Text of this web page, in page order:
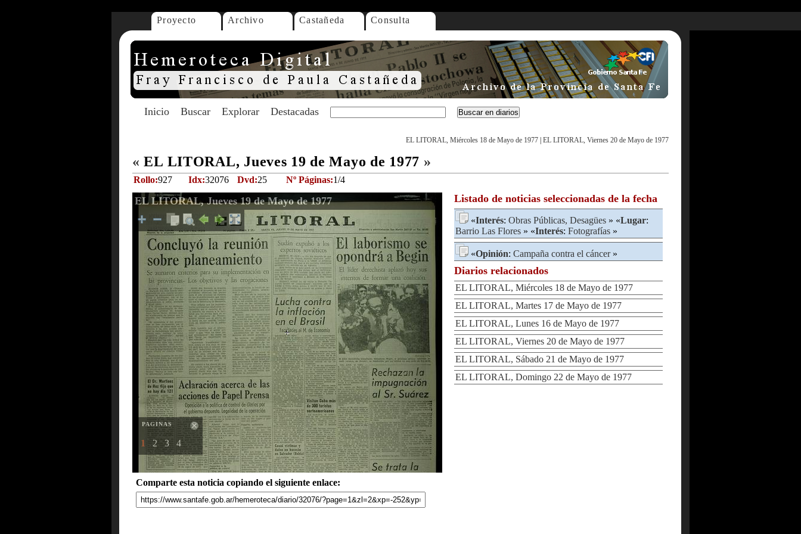
Proyecto Archivo Castañeda Consulta
Inicio Buscar Explorar Destacadas
EL LITORAL, Miércoles 18 de Mayo de 1977 EL LITORAL, Viernes 20 de Mayo de 1977
« EL LITORAL, Jueves 19 de Mayo de 1977 »
Rollo:927 Idx:32076 Dvd:25 Nº Páginas:1/4
EL LITORAL, Jueves 19 de Mayo de 1977
PAGINAS
1 2 3 4
Comparte esta noticia copiando el siguiente enlace:
Listado de noticias seleccionadas de la fecha
«Interés: Obras Públicas, Desagües » «Lugar:
Barrio Las Flores » «Interés: Fotografías »
«Opinión: Campaña contra el cáncer»
Diarios relacionados
EL LITORAL, Miércoles 18 de Mayo de 1977
EL LITORAL, Martes 17 de Mayo de 1977
EL LITORAL, Lunes 16 de Mayo de 1977
EL LITORAL, Viernes 20 de Mayo de 1977
EL LITORAL, Sábado 21 de Mayo de 1977
EL LITORAL, Domingo 22 de Mayo de 1977